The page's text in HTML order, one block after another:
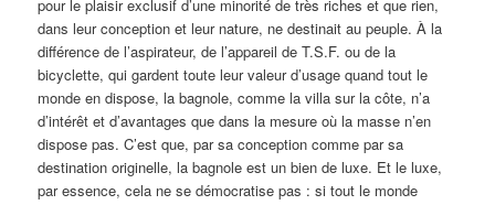
pour le plaisir exclusif d’une minorité de très riches et que rien,
dans leur conception et leur nature, ne destinait au peuple. À la
différence de l’aspirateur, de l’appareil de T.S.F. ou de la
bicyclette, qui gardent toute leur valeur d’usage quand tout le
monde en dispose, la bagnole, comme la villa sur la côte, n’a
d’intérêt et d’avantages que dans la mesure où la masse n’en
dispose pas. C’est que, par sa conception comme par sa
destination originelle, la bagnole est un bien de luxe. Et le luxe,
par essence, cela ne se démocratise pas : si tout le monde